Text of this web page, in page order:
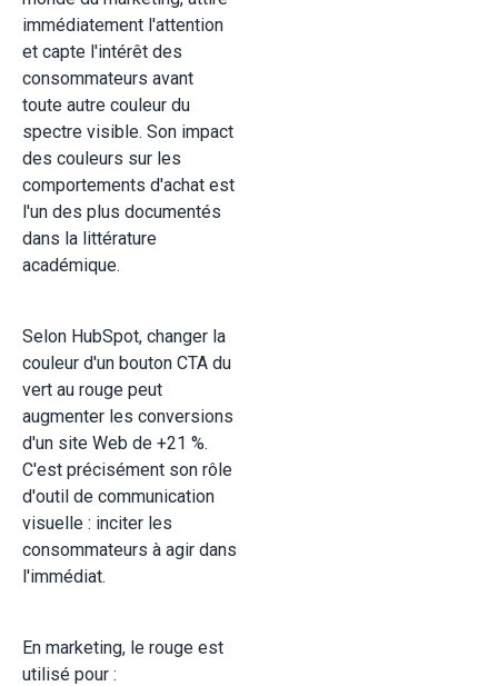
immédiatement l'attention
et capte l'intérêt des
consommateurs avant
toute autre couleur du
spectre visible. Son impact
des couleurs sur les
comportements d'achat est
l'un des plus documentés
dans la littérature
académique.
Selon HubSpot, changer la
couleur d'un bouton CTA du
vert au rouge peut
augmenter les conversions
d'un site Web de +21 %.
C'est précisément son rôle
d'outil de communication
visuelle : inciter les
consommateurs à agir dans
l'immédiat.
En marketing, le rouge est
utilisé pour :